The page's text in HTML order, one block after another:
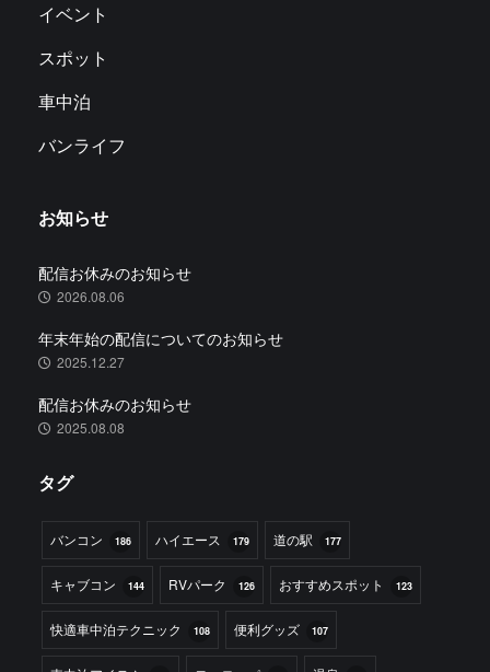
イベント
スポット
車中泊
バンライフ
お知らせ
配信お休みのお知らせ
2026.08.06
年末年始の配信についてのお知らせ
2025.12.27
配信お休みのお知らせ
2025.08.08
タグ
バンコン 186 ハイエース 179 道の駅 177
キャブコン 144 RVパーク 126 おすすめスポット 123
快適車中泊テクニック 108 便利グッズ 107